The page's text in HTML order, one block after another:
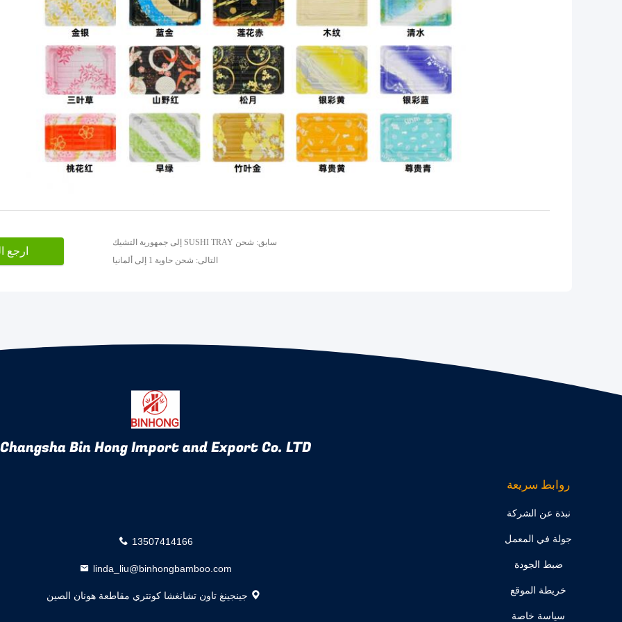
سابق: شحن SUSHI TRAY إلى جمهورية التشيك
التالى: شحن حاوية 1 إلى ألمانيا
ارجع
Changsha Bin Hong Import and Export Co. LTD
13507414166
linda_liu@binhongbamboo.com
جينجينغ تاون تشانغشا كونتري مقاطعة هونان الصين
روابط سريعة
نبذة عن الشركة
جولة في المعمل
ضبط الجودة
خريطة الموقع
سياسة خاصة